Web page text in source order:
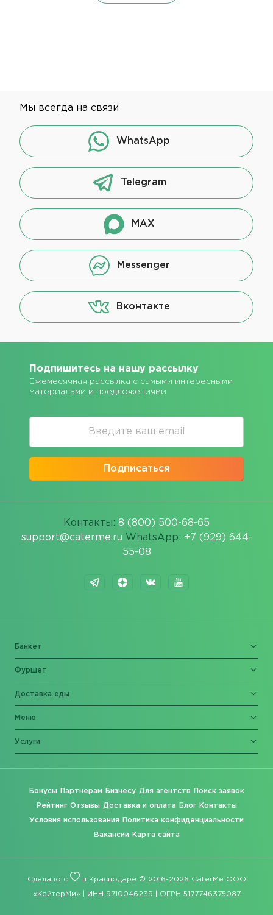
Мы всегда на связи
WhatsApp
Telegram
MAX
Messenger
Вконтакте
Подпишитесь на нашу рассылку
Ежемесячная рассылка с самыми интересными
материалами и предложениями
Подписаться
Контакты: 8 (800) 500-68-65
support@caterme.ru WhatsApp: +7 (929) 644-
55-08
Банкет
Фуршет
Доставка еды
Меню
Услуги
Бонусы Партнерам Бизнесу Для агентств Поиск заявок
Рейтинг Отзывы Доставка и оплата Блог Контакты
Условия использования Политика конфиденциальности
Вакансии Карта сайта
Сделано с в Краснодаре © 2016-2026 CaterMe ООО
«КейтерМи» | ИНН 9710046239 | ОГРН 5177746375087